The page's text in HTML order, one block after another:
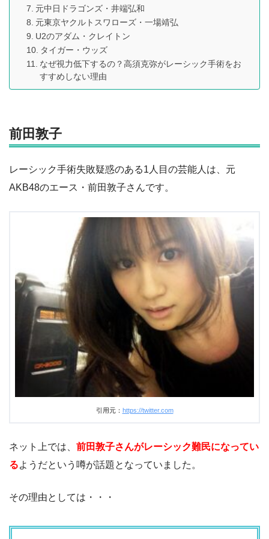
元中日ドラゴンズ・井端弘和
元東京ヤクルトスワローズ・一場靖弘
U2のアダム・クレイトン
タイガー・ウッズ
なぜ視力低下するの？高須克弥がレーシック手術をお
すすめしない理由
前田敦子
レーシック手術失敗疑惑のある1人目の芸能人は、元
AKB48のエース・前田敦子さんです。
引用元： https://twitter.com
ネット上では、 前田敦子さんがレーシック難民になってい
るようだという噂が話題となっていました。
その理由としては・・・